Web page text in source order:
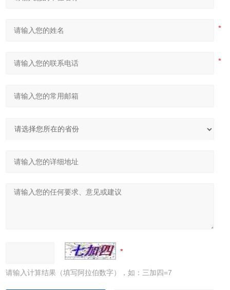
请输入计算结果（填写阿拉伯数字），如：三加四=7